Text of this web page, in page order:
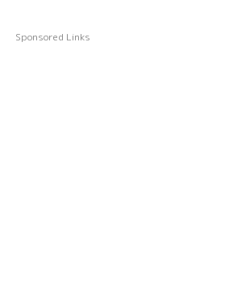
Sponsored Links